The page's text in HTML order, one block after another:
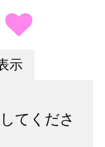
示
てくださ